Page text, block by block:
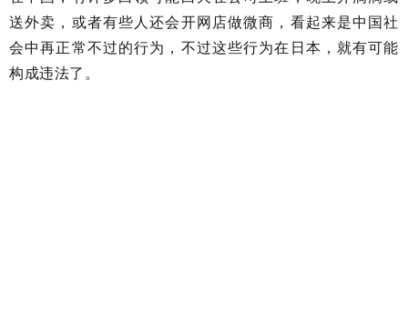
送外卖，或者有些人还会开网店做微商，看起来是中国社
会中再正常不过的行为，不过这些行为在日本，就有可能
构成违法了。